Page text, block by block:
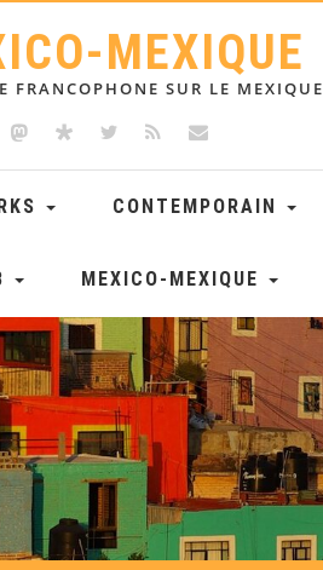
MEXIQUE
FRANCOPHONE SUR LE MEXIQUE
CONTEMPORAIN
MEXICO-MEXIQUE